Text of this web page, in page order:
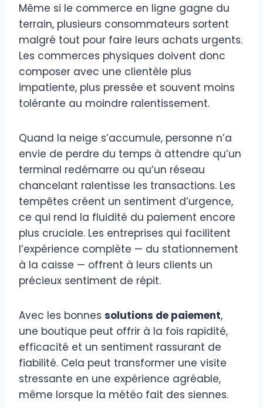
Même si le commerce en ligne gagne du
terrain, plusieurs consommateurs sortent
malgré tout pour faire leurs achats urgents.
Les commerces physiques doivent donc
composer avec une clientèle plus
impatiente, plus pressée et souvent moins
tolérante au moindre ralentissement.
Quand la neige s’accumule, personne n’a
envie de perdre du temps à attendre qu’un
terminal redémarre ou qu’un réseau
chancelant ralentisse les transactions. Les
tempêtes créent un sentiment d’urgence,
ce qui rend la fluidité du paiement encore
plus cruciale. Les entreprises qui facilitent
l’expérience complète — du stationnement
à la caisse — offrent à leurs clients un
précieux sentiment de répit.
Avec les bonnes solutions de paiement,
une boutique peut offrir à la fois rapidité,
efficacité et un sentiment rassurant de
fiabilité. Cela peut transformer une visite
stressante en une expérience agréable,
même lorsque la météo fait des siennes.